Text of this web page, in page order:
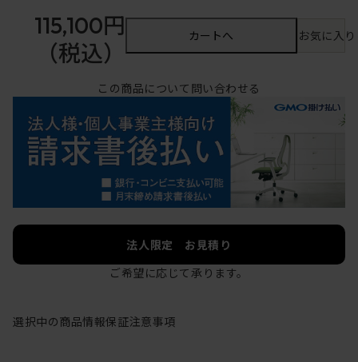
115,100円
（税込）
カートへ お気に入
この商品について問い合わせる
法人限定 お見積り
ご希望に応じて承ります。
選択中の商品情報保証注意事項